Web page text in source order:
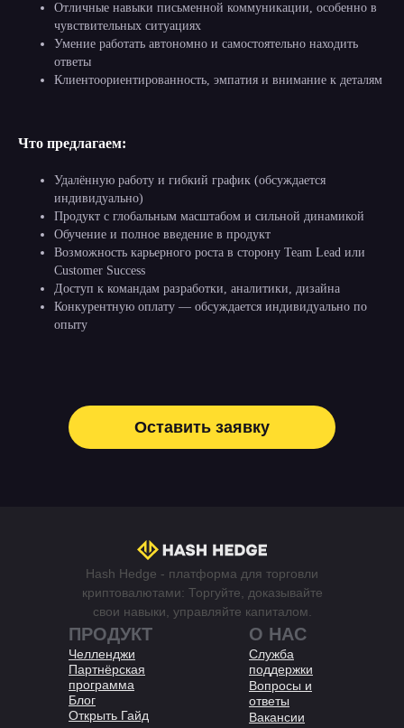
Отличные навыки письменной коммуникации, особенно в
чувствительных ситуациях
Умение работать автономно и самостоятельно находить
ответы
Клиентоориентированность, эмпатия и внимание к деталям
Что предлагаем:
Удалённую работу и гибкий график (обсуждается
индивидуально)
Продукт с глобальным масштабом и сильной динамикой
Обучение и полное введение в продукт
Возможность карьерного роста в сторону Team Lead или
Customer Success
Доступ к командам разработки, аналитики, дизайна
Конкурентную оплату — обсуждается индивидуально по
опыту
Оставить заявку
Hash Hedge - платформа для торговли
криптовалютами: Торгуйте, доказывайте
свои навыки, управляйте капиталом.
ПРОДУКТ
Челленджи
Партнёрская
программа
Блог
Открыть Гайд
О НАС
Служба
поддержки
Вопросы и
ответы
Вакансии